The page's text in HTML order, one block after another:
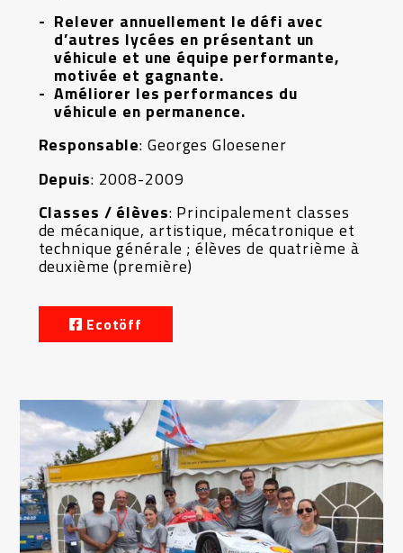
Relever annuellement le défi avec
d’autres lycées en présentant un
véhicule et une équipe performante,
motivée et gagnante.
Améliorer les performances du
véhicule en permanence.
Responsable: Georges Gloesener
Depuis: 2008-2009
Classes / élèves: Principalement classes
de mécanique, artistique, mécatronique et
technique générale ; élèves de quatrième à
deuxième (première)
Ecotöff